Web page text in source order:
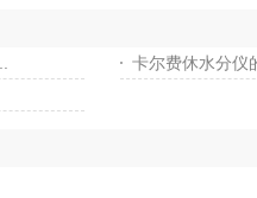
卡尔费休水分仪